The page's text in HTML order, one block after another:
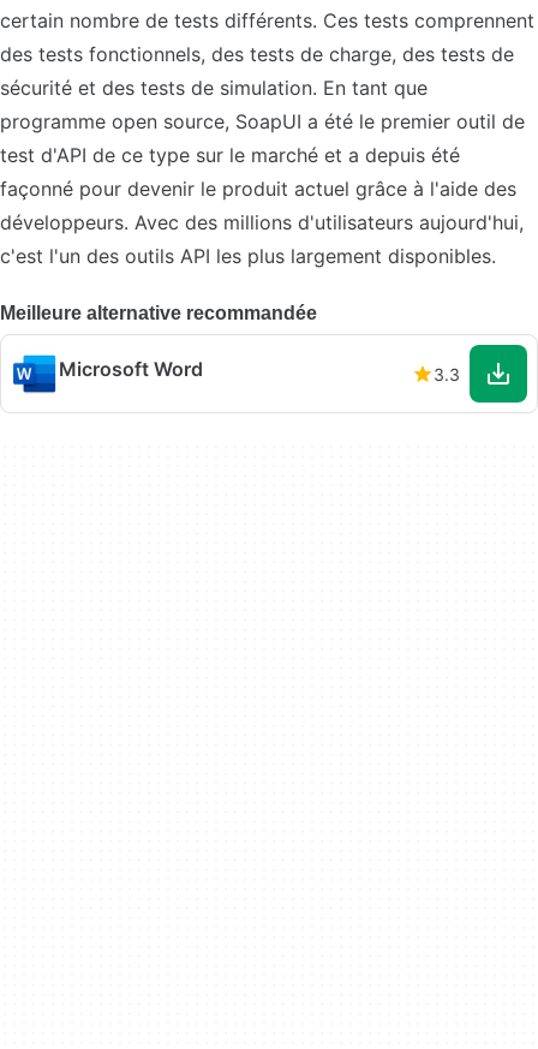
certain nombre de tests différents. Ces tests comprennent
des tests fonctionnels, des tests de charge, des tests de
sécurité et des tests de simulation. En tant que
programme open source, SoapUI a été le premier outil de
test d'API de ce type sur le marché et a depuis été
façonné pour devenir le produit actuel grâce à l'aide des
développeurs. Avec des millions d'utilisateurs aujourd'hui,
c'est l'un des outils API les plus largement disponibles.
Meilleure alternative recommandée
Microsoft Word 3.3